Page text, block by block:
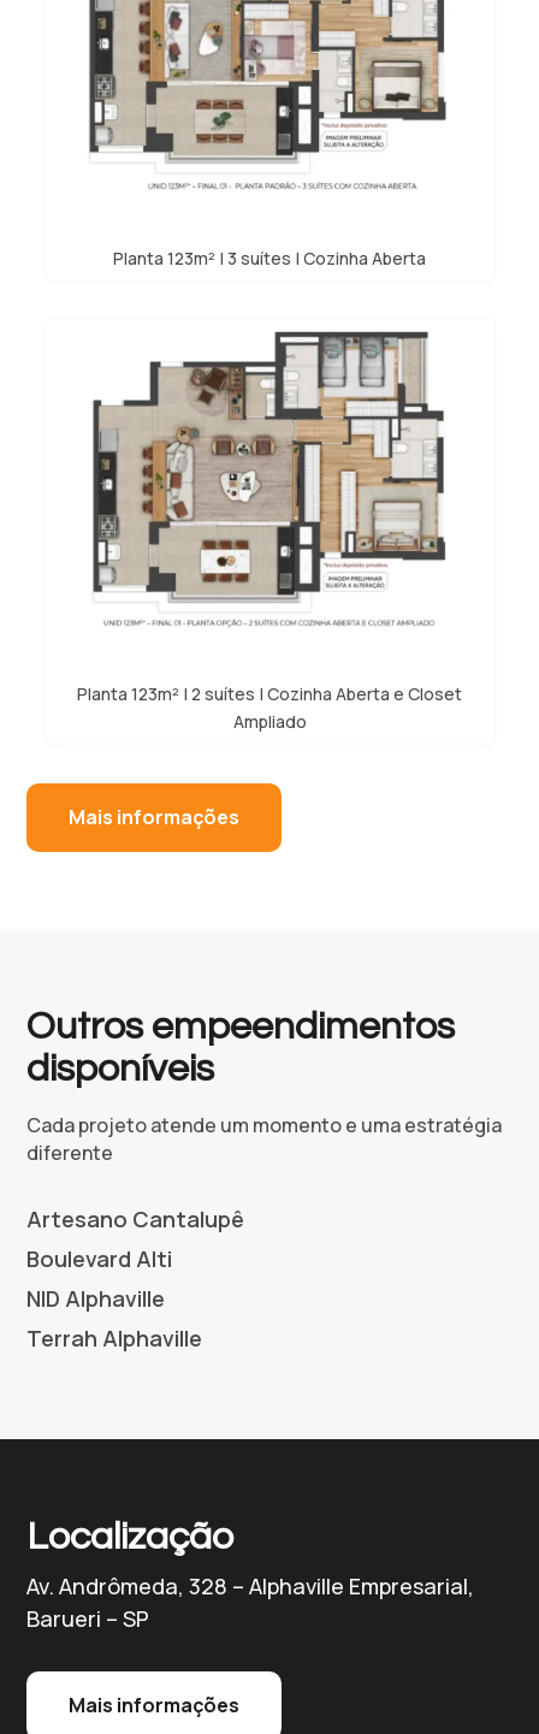
Planta 123m² | 3 suítes | Cozinha Aberta
Planta 123m² | 2 suítes | Cozinha Aberta e Closet
Ampliado
Mais informações
Outros empeendimentos
disponíveis
Cada projeto atende um momento e uma estratégia
diferente
Artesano Cantalupê
Boulevard Alti
NID Alphaville
Terrah Alphaville
Localização
Av. Andrômeda, 328 – Alphaville Empresarial,
Barueri – SP
Mais informações